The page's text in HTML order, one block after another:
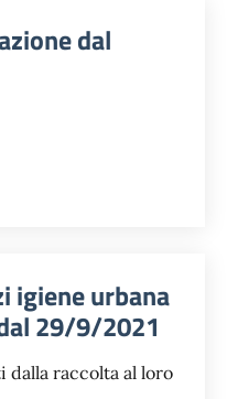
dal
igiene urbana
29/9/2021
raccolta al loro